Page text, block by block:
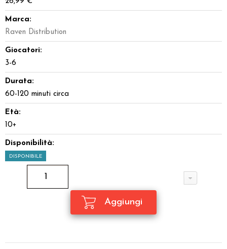
Marca:
Raven Distribution
Giocatori:
3-6
Durata:
60-120 minuti circa
Età:
10+
Disponibilità:
DISPONIBILE